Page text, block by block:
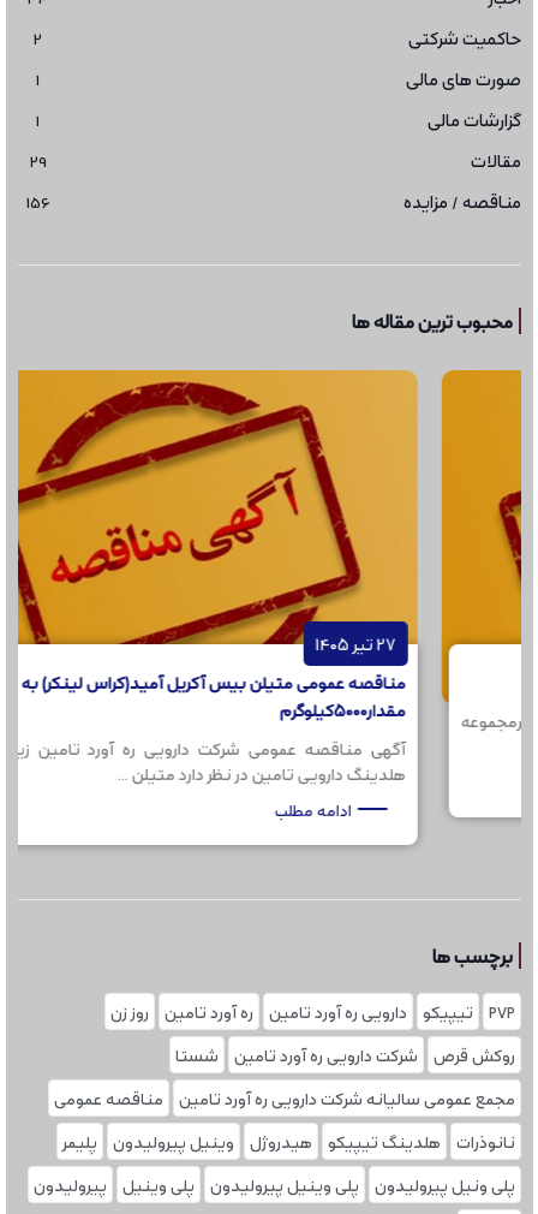
حاکمیت شرکتی 2
صورت های مالی 1
گزارشات مالی 1
مقالات 29
مناقصه / مزایده 156
محبوب ترین مقاله ها
27 تیر 1405
مناقصه عمومی متیلن بیس آکریل آمید(کراس لینکر) به
مقدار5000کیلوگرم
آگهی مناقصه عمومی شرکت دارویی ره آورد تامین
هلدینگ دارویی تامین در نظر دارد متیلن ...
ادامه مطلب
برچسب ها
PVP تیپیکو دارویی ره آورد تامین ره آورد تامین
روز زن
روکش قرص
شرکت دارویی ره آورد تامین
شستا
مجمع عمومی سالیانه شرکت دارویی ره آورد تامین
مناقصه عمومی
نانوذرات
هلدینگ تیپیکو هیدروژل وینیل پیرولیدون
پلیمر
پلی ونیل پیرولیدون
پلی وینیل پیرولیدون پلی‌ وینیل
پیرولیدون